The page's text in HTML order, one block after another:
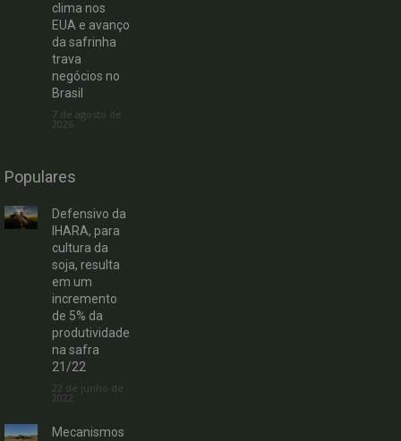
clima nos
EUA e avanço
da safrinha
trava
negócios no
Brasil
7 de agosto de
2026
Populares
Defensivo da
IHARA, para
cultura da
soja, resulta
em um
incremento
de 5% da
produtividade
na safra
21/22
22 de junho de
2022
Mecanismos